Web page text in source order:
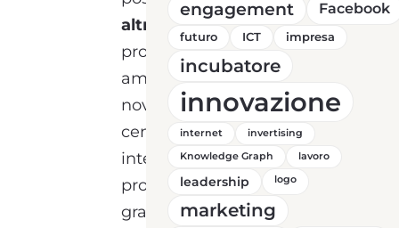
altri professionisti
provenienti anche da
ambiti diversi. È una
novità già attiva in altri
centri nazionali ed
internazionali, dove molti
progetti prendono vita
grazie a strutture curate in
engagement Facebook
futuro ICT impresa
incubatore
innovazione
internet
invertising
Knowledge Graph
lavoro
leadership logo
marketing